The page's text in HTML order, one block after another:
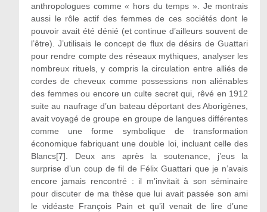
anthropologues comme « hors du temps ». Je montrais
aussi le rôle actif des femmes de ces sociétés dont le
pouvoir avait été dénié (et continue d’ailleurs souvent de
l’être). J’utilisais le concept de flux de désirs de Guattari
pour rendre compte des réseaux mythiques, analyser les
nombreux rituels, y compris la circulation entre alliés de
cordes de cheveux comme possessions non aliénables
des femmes ou encore un culte secret qui, rêvé en 1912
suite au naufrage d’un bateau déportant des Aborigènes,
avait voyagé de groupe en groupe de langues différentes
comme une forme symbolique de transformation
économique fabriquant une double loi, incluant celle des
Blancs[7]. Deux ans après la soutenance, j’eus la
surprise d’un coup de fil de Félix Guattari que je n’avais
encore jamais rencontré : il m’invitait à son séminaire
pour discuter de ma thèse que lui avait passée son ami
le vidéaste François Pain et qu’il venait de lire d’une